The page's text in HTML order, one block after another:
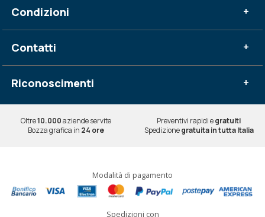
Condizioni +
Contatti +
Riconoscimenti +
Oltre10.000aziende servite Preventivi rapidi egratuiti
Bozza grafica in 24 ore Spedizionegratuita in tutta Italia
Modalità di pagamento
Spedizioni con